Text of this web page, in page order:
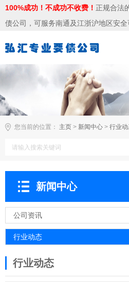
100%成功！不成功不收费！ 正规合法
债公司，可服务南通及江浙沪地区安全
您当前的位置： 主页 > 新闻中心 > 行业
新闻中心
公司资讯
行业动态
行业动态